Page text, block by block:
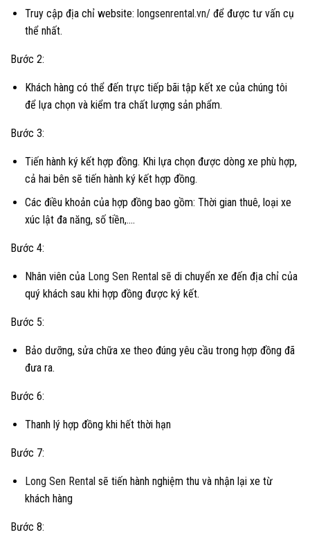
Truy cập địa chỉ website: longsenrental.vn/để được tư vấn cụ
thể nhất.
Bước 2:
Khách hàng có thể đến trực tiếp bãi tập kết xe của chúng tôi
để lựa chọn và kiểm tra chất lượng sản phẩm.
Bước 3:
Tiến hành ký kết hợp đồng. Khi lựa chọn được dòng xe phù hợp,
cả hai bên sẽ tiến hành ký kết hợp đồng.
Các điều khoản của hợp đồng bao gồm: Thời gian thuê, loại xe
xúc lật đa năng, số tiền,….
Bước 4:
Nhân viên của Long Sen Rental sẽ di chuyển xe đến địa chỉ của
quý khách sau khi hợp đồng được ký kết.
Bước 5:
Bảo dưỡng, sửa chữa xe theo đúng yêu cầu trong hợp đồng đã
đưa ra.
Bước 6:
Thanh lý hợp đồng khi hết thời hạn
Bước 7:
Long Sen Rental sẽ tiến hành nghiệm thu và nhận lại xe từ
khách hàng
Bước 8: